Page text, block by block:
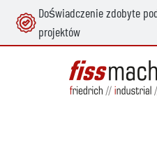
zawartości
Doświadczenie zdobyte
projektów